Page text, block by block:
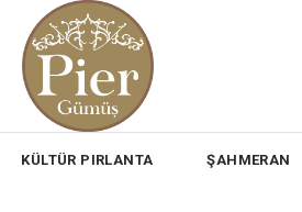
KÜLTÜR PIRLANTA ŞAHMERAN